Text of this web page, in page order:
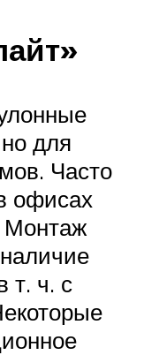
для
Часто
офисах
Монтаж
т. ч. с